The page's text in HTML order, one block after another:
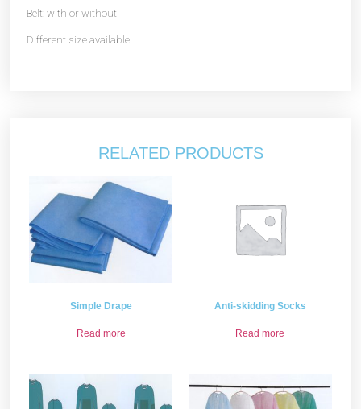
Belt: with or without
Different size available
RELATED PRODUCTS
Simple Drape
Read more
Anti-skidding Socks
Read more